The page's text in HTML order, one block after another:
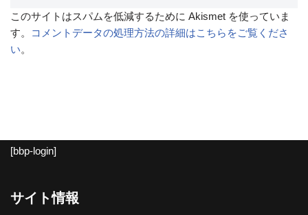
このサイトはスパムを低減するために Akismet を使っていま
す。
コメントデータの処理方法の詳細はこちらをご覧くださ
い。
[bbp-login]
サイト情報